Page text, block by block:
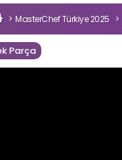
MasterChef Türkiye 2025
Parça